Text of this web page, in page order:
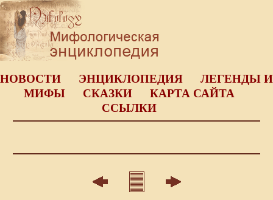
НОВОСТИ ЭНЦИКЛОПЕДИЯ
ЛЕГЕНДЫ И
МИФЫ
СКАЗКИ
КАРТА САЙТА
ССЫЛКИ